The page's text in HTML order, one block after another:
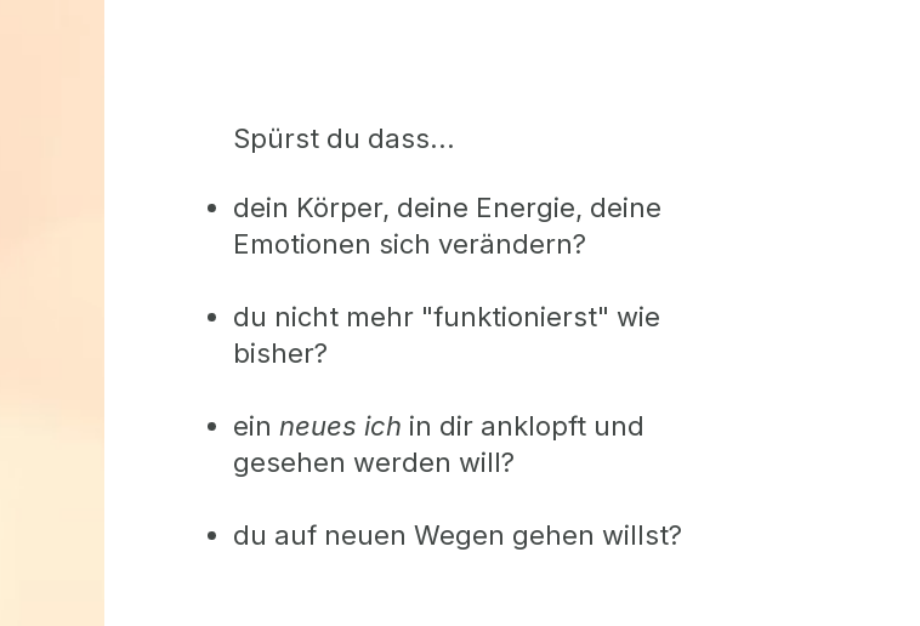
Spürst du dass...
dein Körper, deine Energie, deine
Emotionen sich verändern?
du nicht mehr "funktionierst" wie
bisher?
ein neues ich in dir anklopft und
gesehen werden will?
du auf neuen Wegen gehen willst?